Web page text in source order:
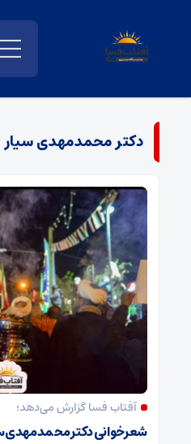
دکتر محمدمهدی سیار
آفتاب فسا گزارش می‌دهد؛
شعرخوانی دکتر محمدمهدی